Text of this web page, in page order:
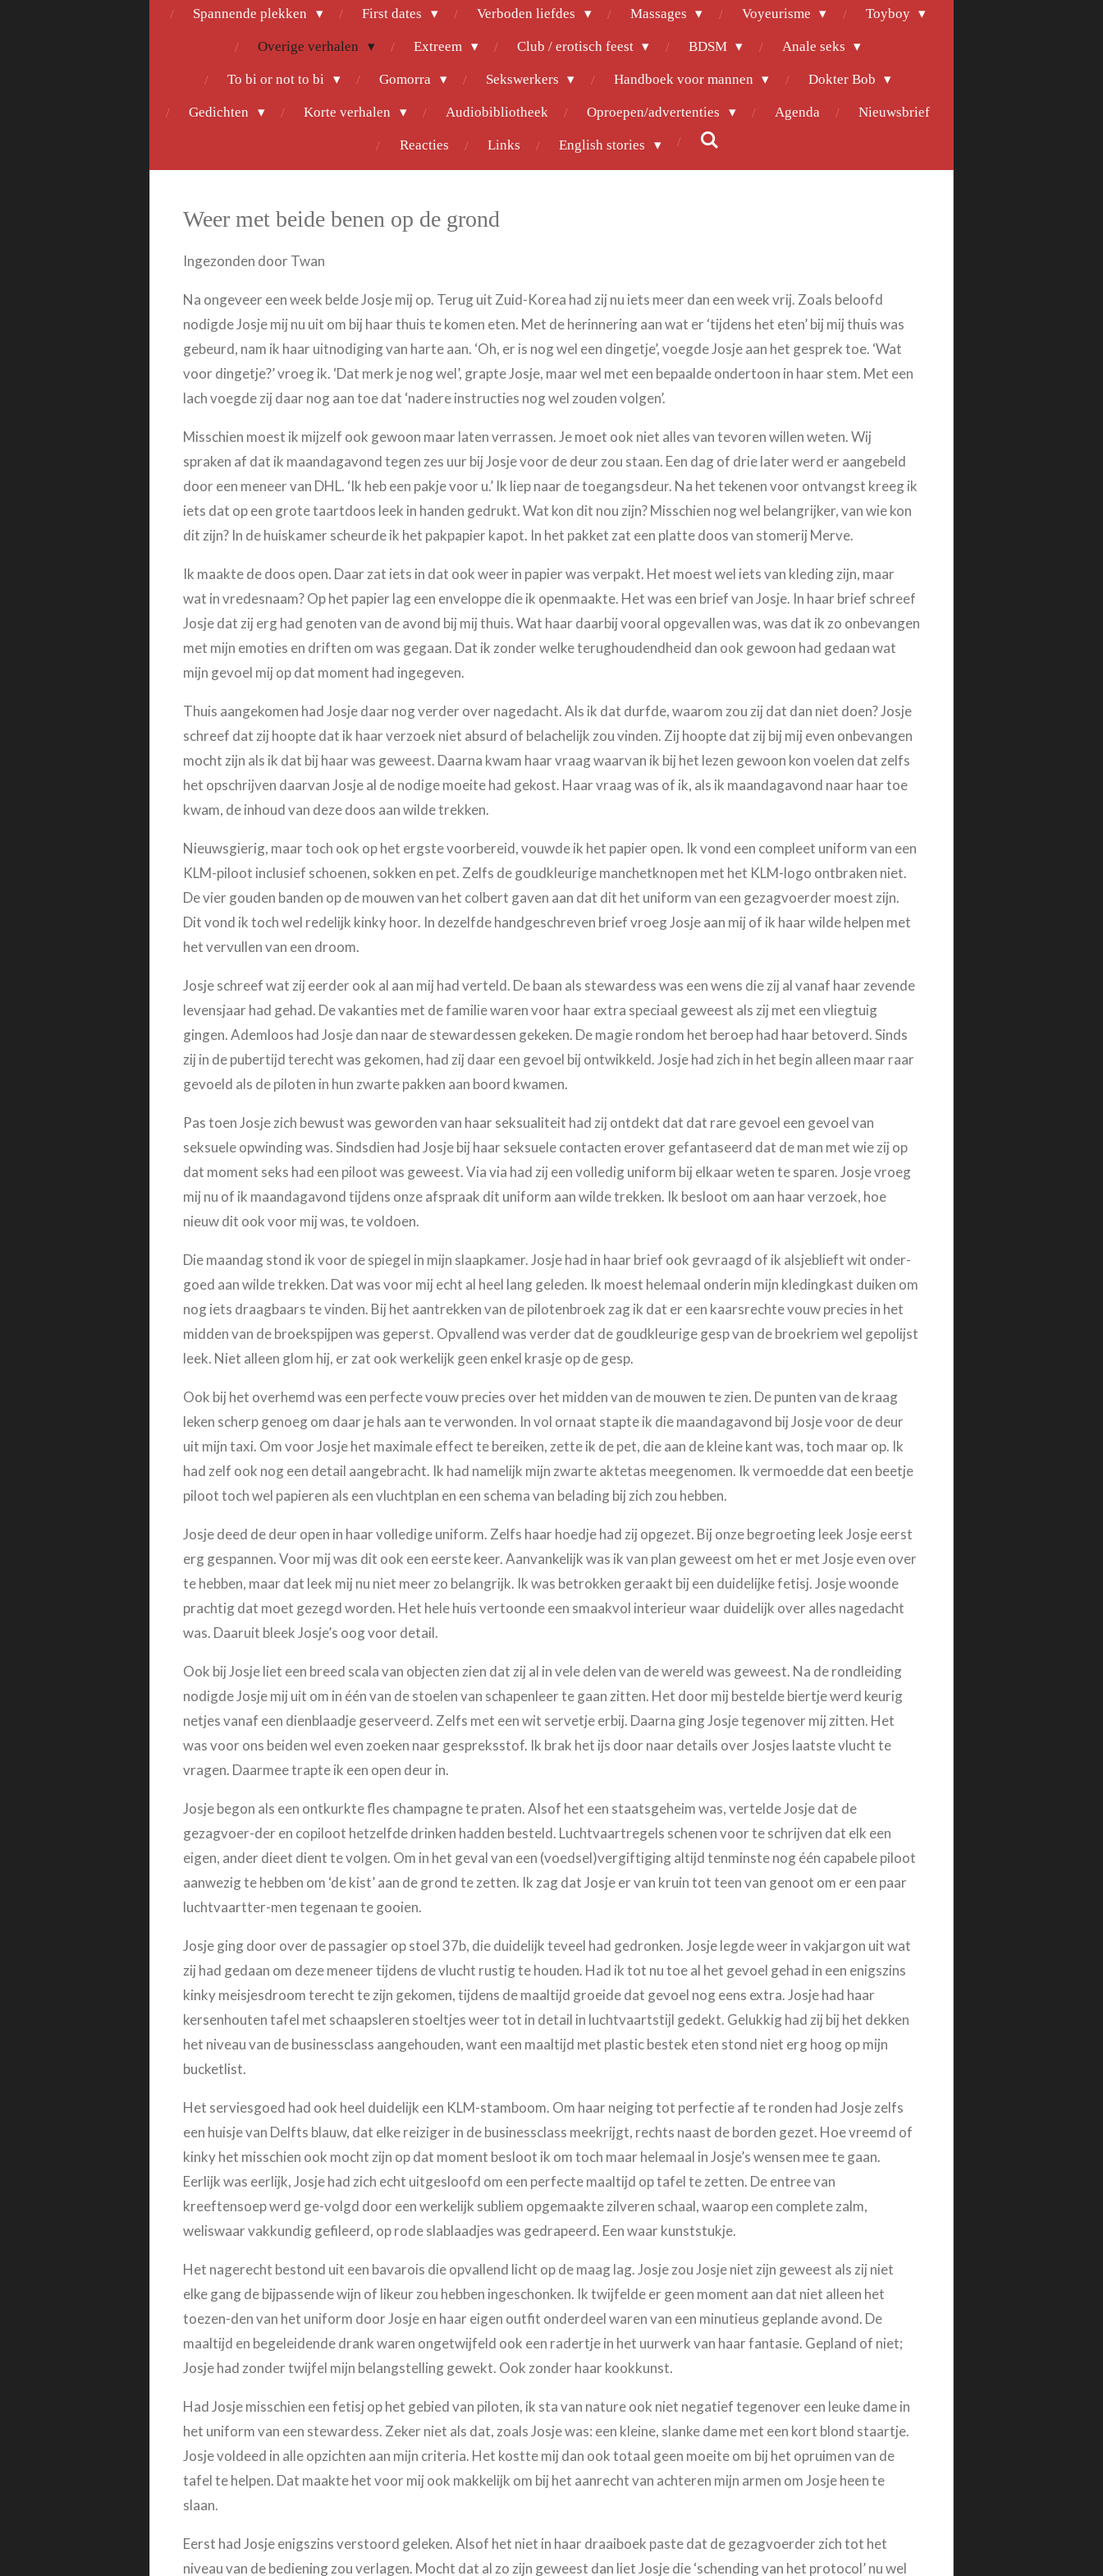
Spannende plekken First dates Verboden liefdes Massages Voyeurisme Toyboy
Overige verhalen Extreem Club / erotisch feest BDSM Anale seks
To bi or not to bi Gomorra Sekswerkers Handboek voor mannen Dokter Bob
Gedichten Korte verhalen Audiobibliotheek Oproepen/advertenties Agenda Nieuwsbrief
Reacties Links English stories
Weer met beide benen op de grond
Ingezonden door Twan
Na ongeveer een week belde Josje mij op. Terug uit Zuid-Korea had zij nu iets meer dan een week vrij. Zoals beloofd
nodigde Josje mij nu uit om bij haar thuis te komen eten. Met de herinnering aan wat er ‘tijdens het eten’ bij mij thuis was
gebeurd, nam ik haar uitnodiging van harte aan. ‘Oh, er is nog wel een dingetje’, voegde Josje aan het gesprek toe. ‘Wat
voor dingetje?’ vroeg ik. ‘Dat merk je nog wel’, grapte Josje, maar wel met een bepaalde ondertoon in haar stem. Met een
lach voegde zij daar nog aan toe dat ‘nadere instructies nog wel zouden volgen’.
Misschien moest ik mijzelf ook gewoon maar laten verrassen. Je moet ook niet alles van tevoren willen weten. Wij
spraken af dat ik maandagavond tegen zes uur bij Josje voor de deur zou staan. Een dag of drie later werd er aangebeld
door een meneer van DHL. ‘Ik heb een pakje voor u.’ Ik liep naar de toegangsdeur. Na het tekenen voor ontvangst kreeg ik
iets dat op een grote taartdoos leek in handen gedrukt. Wat kon dit nou zijn? Misschien nog wel belangrijker, van wie kon
dit zijn? In de huiskamer scheurde ik het pakpapier kapot. In het pakket zat een platte doos van stomerij Merve.
Ik maakte de doos open. Daar zat iets in dat ook weer in papier was verpakt. Het moest wel iets van kleding zijn, maar
wat in vredesnaam? Op het papier lag een enveloppe die ik openmaakte. Het was een brief van Josje. In haar brief schreef
Josje dat zij erg had genoten van de avond bij mij thuis. Wat haar daarbij vooral opgevallen was, was dat ik zo onbevangen
met mijn emoties en driften om was gegaan. Dat ik zonder welke terughoudendheid dan ook gewoon had gedaan wat
mijn gevoel mij op dat moment had ingegeven.
Thuis aangekomen had Josje daar nog verder over nagedacht. Als ik dat durfde, waarom zou zij dat dan niet doen? Josje
schreef dat zij hoopte dat ik haar verzoek niet absurd of belachelijk zou vinden. Zij hoopte dat zij bij mij even onbevangen
mocht zijn als ik dat bij haar was geweest. Daarna kwam haar vraag waarvan ik bij het lezen gewoon kon voelen dat zelfs
het opschrijven daarvan Josje al de nodige moeite had gekost. Haar vraag was of ik, als ik maandagavond naar haar toe
kwam, de inhoud van deze doos aan wilde trekken.
Nieuwsgierig, maar toch ook op het ergste voorbereid, vouwde ik het papier open. Ik vond een compleet uniform van een
KLM-piloot inclusief schoenen, sokken en pet. Zelfs de goudkleurige manchetknopen met het KLM-logo ontbraken niet.
De vier gouden banden op de mouwen van het colbert gaven aan dat dit het uniform van een gezagvoerder moest zijn.
Dit vond ik toch wel redelijk kinky hoor. In dezelfde handgeschreven brief vroeg Josje aan mij of ik haar wilde helpen met
het vervullen van een droom.
Josje schreef wat zij eerder ook al aan mij had verteld. De baan als stewardess was een wens die zij al vanaf haar zevende
levensjaar had gehad. De vakanties met de familie waren voor haar extra speciaal geweest als zij met een vliegtuig
gingen. Ademloos had Josje dan naar de stewardessen gekeken. De magie rondom het beroep had haar betoverd. Sinds
zij in de pubertijd terecht was gekomen, had zij daar een gevoel bij ontwikkeld. Josje had zich in het begin alleen maar raar
gevoeld als de piloten in hun zwarte pakken aan boord kwamen.
Pas toen Josje zich bewust was geworden van haar seksualiteit had zij ontdekt dat dat rare gevoel een gevoel van
seksuele opwinding was. Sindsdien had Josje bij haar seksuele contacten erover gefantaseerd dat de man met wie zij op
dat moment seks had een piloot was geweest. Via via had zij een volledig uniform bij elkaar weten te sparen. Josje vroeg
mij nu of ik maandagavond tijdens onze afspraak dit uniform aan wilde trekken. Ik besloot om aan haar verzoek, hoe
nieuw dit ook voor mij was, te voldoen.
Die maandag stond ik voor de spiegel in mijn slaapkamer. Josje had in haar brief ook gevraagd of ik alsjeblieft wit onder-
goed aan wilde trekken. Dat was voor mij echt al heel lang geleden. Ik moest helemaal onderin mijn kledingkast duiken om
nog iets draagbaars te vinden. Bij het aantrekken van de pilotenbroek zag ik dat er een kaarsrechte vouw precies in het
midden van de broekspijpen was geperst. Opvallend was verder dat de goudkleurige gesp van de broekriem wel gepolijst
leek. Niet alleen glom hij, er zat ook werkelijk geen enkel krasje op de gesp.
Ook bij het overhemd was een perfecte vouw precies over het midden van de mouwen te zien. De punten van de kraag
leken scherp genoeg om daar je hals aan te verwonden. In vol ornaat stapte ik die maandagavond bij Josje voor de deur
uit mijn taxi. Om voor Josje het maximale effect te bereiken, zette ik de pet, die aan de kleine kant was, toch maar op. Ik
had zelf ook nog een detail aangebracht. Ik had namelijk mijn zwarte aktetas meegenomen. Ik vermoedde dat een beetje
piloot toch wel papieren als een vluchtplan en een schema van belading bij zich zou hebben.
Josje deed de deur open in haar volledige uniform. Zelfs haar hoedje had zij opgezet. Bij onze begroeting leek Josje eerst
erg gespannen. Voor mij was dit ook een eerste keer. Aanvankelijk was ik van plan geweest om het er met Josje even over
te hebben, maar dat leek mij nu niet meer zo belangrijk. Ik was betrokken geraakt bij een duidelijke fetisj. Josje woonde
prachtig dat moet gezegd worden. Het hele huis vertoonde een smaakvol interieur waar duidelijk over alles nagedacht
was. Daaruit bleek Josje’s oog voor detail.
Ook bij Josje liet een breed scala van objecten zien dat zij al in vele delen van de wereld was geweest. Na de rondleiding
nodigde Josje mij uit om in één van de stoelen van schapenleer te gaan zitten. Het door mij bestelde biertje werd keurig
netjes vanaf een dienblaadje geserveerd. Zelfs met een wit servetje erbij. Daarna ging Josje tegenover mij zitten. Het
was voor ons beiden wel even zoeken naar gespreksstof. Ik brak het ijs door naar details over Josjes laatste vlucht te
vragen. Daarmee trapte ik een open deur in.
Josje begon als een ontkurkte fles champagne te praten. Alsof het een staatsgeheim was, vertelde Josje dat de
gezagvoer-der en copiloot hetzelfde drinken hadden besteld. Luchtvaartregels schenen voor te schrijven dat elk een
eigen, ander dieet dient te volgen. Om in het geval van een (voedsel)vergiftiging altijd tenminste nog één capabele piloot
aanwezig te hebben om ‘de kist’ aan de grond te zetten. Ik zag dat Josje er van kruin tot teen van genoot om er een paar
luchtvaartter-men tegenaan te gooien.
Josje ging door over de passagier op stoel 37b, die duidelijk teveel had gedronken. Josje legde weer in vakjargon uit wat
zij had gedaan om deze meneer tijdens de vlucht rustig te houden. Had ik tot nu toe al het gevoel gehad in een enigszins
kinky meisjesdroom terecht te zijn gekomen, tijdens de maaltijd groeide dat gevoel nog eens extra. Josje had haar
kersenhouten tafel met schaapsleren stoeltjes weer tot in detail in luchtvaartstijl gedekt. Gelukkig had zij bij het dekken
het niveau van de businessclass aangehouden, want een maaltijd met plastic bestek eten stond niet erg hoog op mijn
bucketlist.
Het serviesgoed had ook heel duidelijk een KLM-stamboom. Om haar neiging tot perfectie af te ronden had Josje zelfs
een huisje van Delfts blauw, dat elke reiziger in de businessclass meekrijgt, rechts naast de borden gezet. Hoe vreemd of
kinky het misschien ook mocht zijn op dat moment besloot ik om toch maar helemaal in Josje’s wensen mee te gaan.
Eerlijk was eerlijk, Josje had zich echt uitgesloofd om een perfecte maaltijd op tafel te zetten. De entree van
kreeftensoep werd ge-volgd door een werkelijk subliem opgemaakte zilveren schaal, waarop een complete zalm,
weliswaar vakkundig gefileerd, op rode slablaadjes was gedrapeerd. Een waar kunststukje.
Het nagerecht bestond uit een bavarois die opvallend licht op de maag lag. Josje zou Josje niet zijn geweest als zij niet
elke gang de bijpassende wijn of likeur zou hebben ingeschonken. Ik twijfelde er geen moment aan dat niet alleen het
toezen-den van het uniform door Josje en haar eigen outfit onderdeel waren van een minutieus geplande avond. De
maaltijd en begeleidende drank waren ongetwijfeld ook een radertje in het uurwerk van haar fantasie. Gepland of niet;
Josje had zonder twijfel mijn belangstelling gewekt. Ook zonder haar kookkunst.
Had Josje misschien een fetisj op het gebied van piloten, ik sta van nature ook niet negatief tegenover een leuke dame in
het uniform van een stewardess. Zeker niet als dat, zoals Josje was: een kleine, slanke dame met een kort blond staartje.
Josje voldeed in alle opzichten aan mijn criteria. Het kostte mij dan ook totaal geen moeite om bij het opruimen van de
tafel te helpen. Dat maakte het voor mij ook makkelijk om bij het aanrecht van achteren mijn armen om Josje heen te
slaan.
Eerst had Josje enigszins verstoord geleken. Alsof het niet in haar draaiboek paste dat de gezagvoerder zich tot het
niveau van de bediening zou verlagen. Mocht dat al zo zijn geweest dan liet Josje die ‘schending van het protocol’ nu wel